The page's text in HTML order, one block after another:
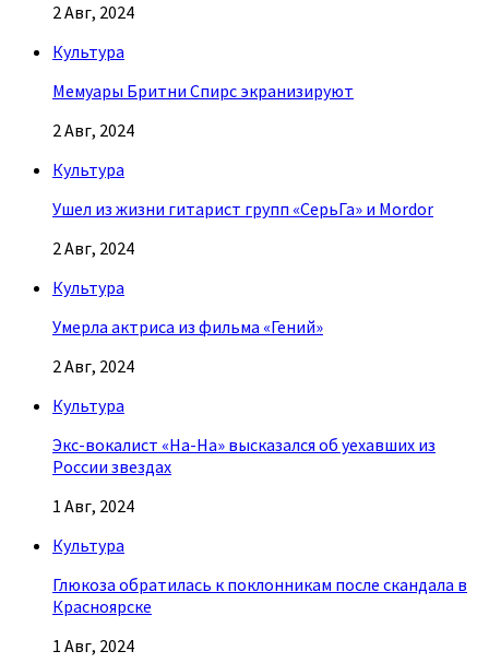
2 Авг, 2024
Культура
Мемуары Бритни Спирс экранизируют
2 Авг, 2024
Культура
Ушел из жизни гитарист групп «СерьГа» и Mordor
2 Авг, 2024
Культура
Умерла актриса из фильма «Гений»
2 Авг, 2024
Культура
Экс-вокалист «На-На» высказался об уехавших из
России звездах
1 Авг, 2024
Культура
Глюкоза обратилась к поклонникам после скандала в
Красноярске
1 Авг, 2024